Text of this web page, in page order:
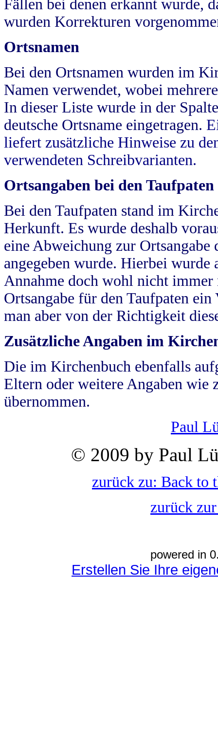
Fällen bei denen erkannt wurde,
wurden Korrekturen
Ortsnamen
Bei den Ortsnamen wurden im
Namen verwendet, wobei
In dieser Liste wurde in der
deutsche Ortsname eingetragen.
liefert zusätzliche Hinweise zu
verwendeten Schreibvarianten.
Ortsangaben bei den Taufpaten
Bei den Taufpaten stand im
Herkunft. Es wurde deshalb
eine Abweichung zur
angegeben wurde. Hierbei wurde
Annahme doch wohl nicht
Ortsangabe für den Taufpaten
man aber von der Richtigkeit
Zusätzliche Angaben im
Die im Kirchenbuch ebenfalls
Eltern oder weitere Angaben wie
übernommen.
Paul
© 2009 by Paul
zurück zu: Back to
zurück
powered in
Erstellen Sie Ihre